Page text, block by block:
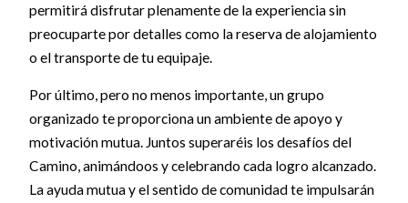
permitirá disfrutar plenamente de la experiencia sin
preocuparte por detalles como la reserva de alojamiento
o el transporte de tu equipaje.
Por último, pero no menos importante, un grupo
organizado te proporciona un ambiente de apoyo y
motivación mutua. Juntos superaréis los desafíos del
Camino, animándoos y celebrando cada logro alcanzado.
La ayuda mutua y el sentido de comunidad te impulsarán